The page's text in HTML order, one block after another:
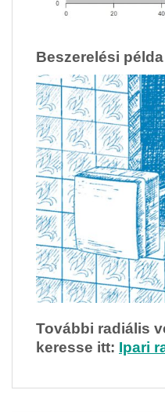
Beszerelési példa
További radiális
keresse itt: Ipari